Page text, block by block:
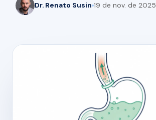
Dr. Renato Susin 19 de nov. de 2025